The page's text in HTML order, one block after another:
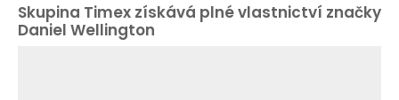
Skupina Timex získává plné vlastnictví značky
Daniel Wellington